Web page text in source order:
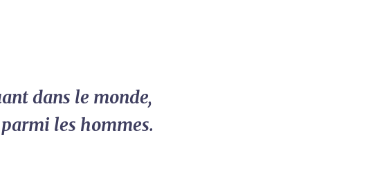
dans le monde,
les hommes.